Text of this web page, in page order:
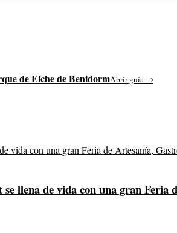
de Elche de BenidormAbrir guía →
llena de vida con una gran